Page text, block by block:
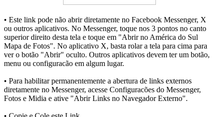
• Este link pode não abrir diretamente no Facebook Messenger, X
ou outros aplicativos. No Messenger, toque nos 3 pontos no canto
superior direito desta tela e toque em "Abrir no América do Sul
Mapa de Fotos". No aplicativo X, basta rolar a tela para cima para
ver o botão "Abrir" oculto. Outros aplicativos devem ter um botão,
menu ou configuracão em algum lugar.
• Para habilitar permanentemente a abertura de links externos
diretamente no Messenger, acesse Configuracões do Messenger,
Fotos e Midia e ative "Abrir Links no Navegador Externo".